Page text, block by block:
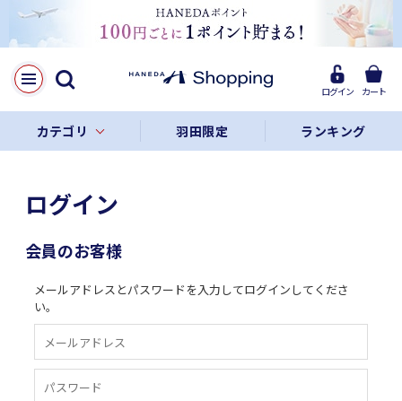
ログイン カート
カテゴリ 羽田限定 ランキング
ログイン
会員のお客様
メールアドレスとパスワードを入力してログインしてくださ
い。